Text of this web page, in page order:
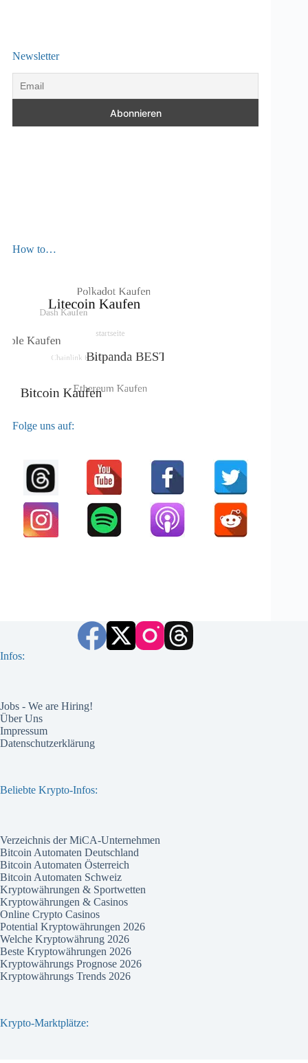
Newsletter
How to…
Folge uns auf:
Infos:
Jobs - We are Hiring!
Über Uns
Impressum
Datenschutzerklärung
Beliebte Krypto-Infos:
Verzeichnis der MiCA-Unternehmen
Bitcoin Automaten Deutschland
Bitcoin Automaten Österreich
Bitcoin Automaten Schweiz
Kryptowährungen & Sportwetten
Kryptowährungen & Casinos
Online Crypto Casinos
Potential Kryptowährungen 2026
Welche Kryptowährung 2026
Beste Kryptowährungen 2026
Kryptowährungs Prognose 2026
Kryptowährungs Trends 2026
Krypto-Marktplätze: